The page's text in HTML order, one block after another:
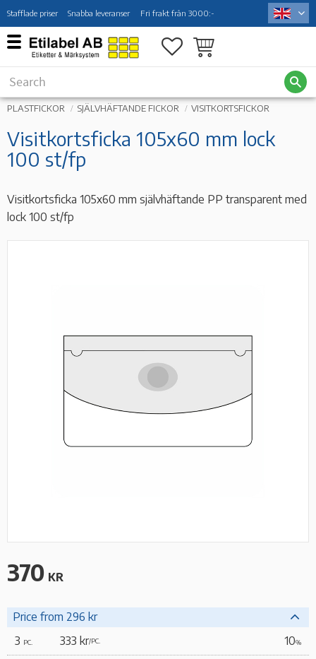
Menu
Stafflade priser Snabba leveranser Fri frakt från 3000:-
Favorites
Basket
PLASTFICKOR SJÄLVHÄFTANDE FICKOR VISITKORTSFICKOR
Visitkortsficka 105x60 mm lock
100 st/fp
Visitkortsficka 105x60 mm självhäftande PP transparent med
lock 100 st/fp
370 KR
Price from 296 kr
3 PC. 333 kr/PC. 10%